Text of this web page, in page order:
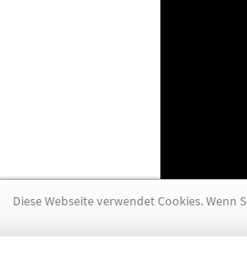
Diese Webseite verwendet Cookies.